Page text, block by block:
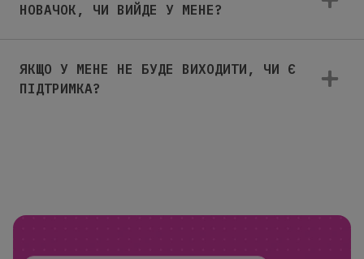
НОВАЧОК, ЧИ ВИЙДЕ У МЕНЕ?
ЯКЩО У МЕНЕ НЕ БУДЕ ВИХОДИТИ, ЧИ Є
ПІДТРИМКА?